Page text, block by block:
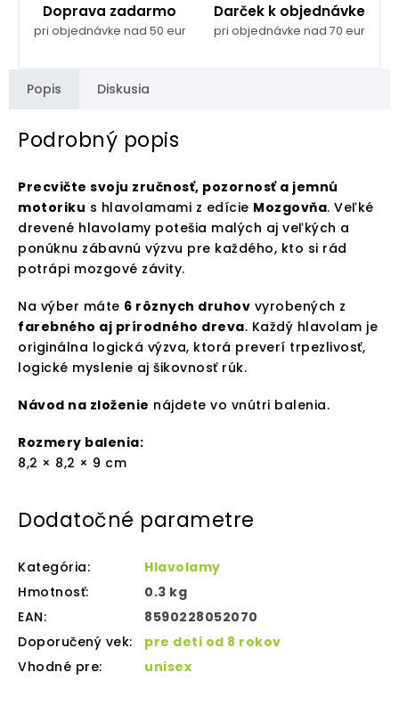
Doprava zadarmo
pri objednávke nad 50 eur
Darček k objednávke
pri objednávke nad 70 eur
Popis Diskusia
Podrobný popis
Precvičte svoju zručnosť, pozornosť a jemnú
motoriku s hlavolamami z edície Mozgovňa. Veľké
drevené hlavolamy potešia malých aj veľkých a
ponúknu zábavnú výzvu pre každého, kto si rád
potrápi mozgové závity.
Na výber máte 6 rôznych druhov vyrobených z
farebného aj prírodného dreva. Každý hlavolam je
originálna logická výzva, ktorá preverí trpezlivosť,
logické myslenie aj šikovnosť rúk.
Návod na zloženie nájdete vo vnútri balenia.
Rozmery balenia:
8,2 × 8,2 × 9 cm
Dodatočné parametre
Kategória:
Hlavolamy
Hmotnosť:
0.3 kg
EAN:
8590228052070
Doporučený vek:
pre deti od 8 rokov
Vhodné pre: unisex